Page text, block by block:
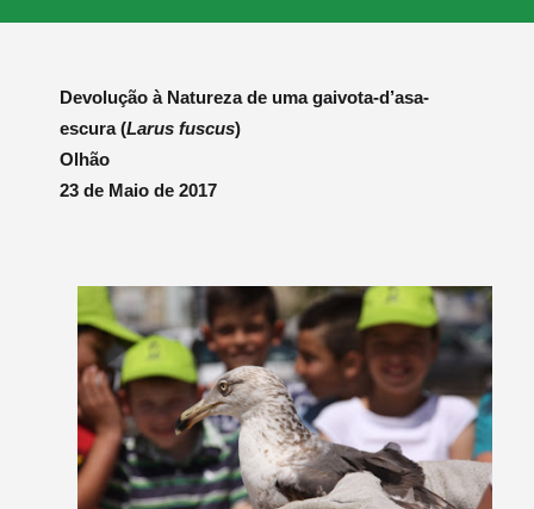
Devolução à Natureza de uma gaivota-d’asa-
escura (Larus fuscus)
Olhão
23 de Maio de 2017